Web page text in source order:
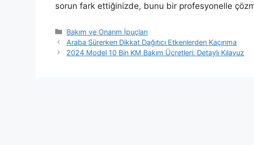
sorun fark ettiğinizde, bunu bir profesyonelle
Kategoriler
Bakım ve Onarım İpuçları
Araba Sürerken Dikkat Dağıtıcı Etkenlerden Kaçınma
2024 Model 10 Bin KM Bakım Ücretleri: Detaylı Kılavuz